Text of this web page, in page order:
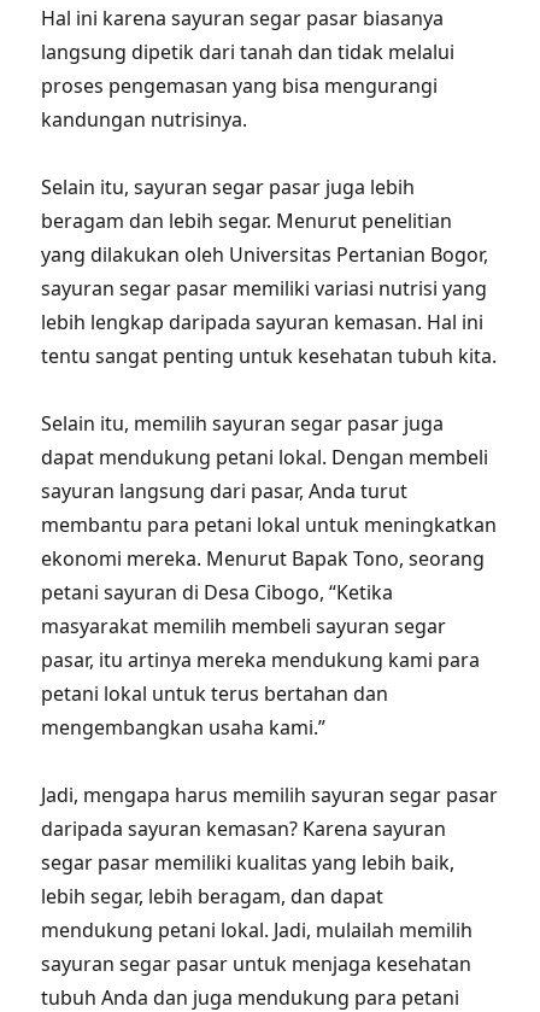
Hal ini karena sayuran segar pasar biasanya
langsung dipetik dari tanah dan tidak melalui
proses pengemasan yang bisa mengurangi
kandungan nutrisinya.
Selain itu, sayuran segar pasar juga lebih
beragam dan lebih segar. Menurut penelitian
yang dilakukan oleh Universitas Pertanian Bogor,
sayuran segar pasar memiliki variasi nutrisi yang
lebih lengkap daripada sayuran kemasan. Hal ini
tentu sangat penting untuk kesehatan tubuh kita.
Selain itu, memilih sayuran segar pasar juga
dapat mendukung petani lokal. Dengan membeli
sayuran langsung dari pasar, Anda turut
membantu para petani lokal untuk meningkatkan
ekonomi mereka. Menurut Bapak Tono, seorang
petani sayuran di Desa Cibogo, “Ketika
masyarakat memilih membeli sayuran segar
pasar, itu artinya mereka mendukung kami para
petani lokal untuk terus bertahan dan
mengembangkan usaha kami.”
Jadi, mengapa harus memilih sayuran segar pasar
daripada sayuran kemasan? Karena sayuran
segar pasar memiliki kualitas yang lebih baik,
lebih segar, lebih beragam, dan dapat
mendukung petani lokal. Jadi, mulailah memilih
sayuran segar pasar untuk menjaga kesehatan
tubuh Anda dan juga mendukung para petani